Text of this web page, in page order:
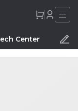
Center